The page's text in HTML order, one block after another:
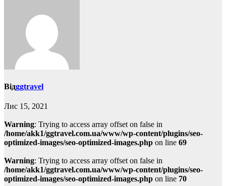
Відggtravel
Лис 15, 2021
Warning: Trying to access array offset on false in
/home/akk1/ggtravel.com.ua/www/wp-content/plugins/seo-
optimized-images/seo-optimized-images.php on line 69
Warning: Trying to access array offset on false in
/home/akk1/ggtravel.com.ua/www/wp-content/plugins/seo-
optimized-images/seo-optimized-images.php on line 70